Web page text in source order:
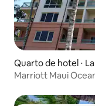
Quarto de hotel ⋅
Marriott Maui